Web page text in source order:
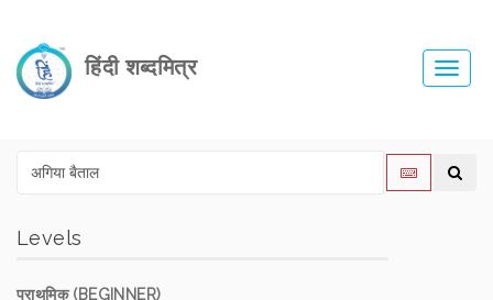
हिंदी शब्दमित्र
Levels
प्राथमिक (BEGINNER)